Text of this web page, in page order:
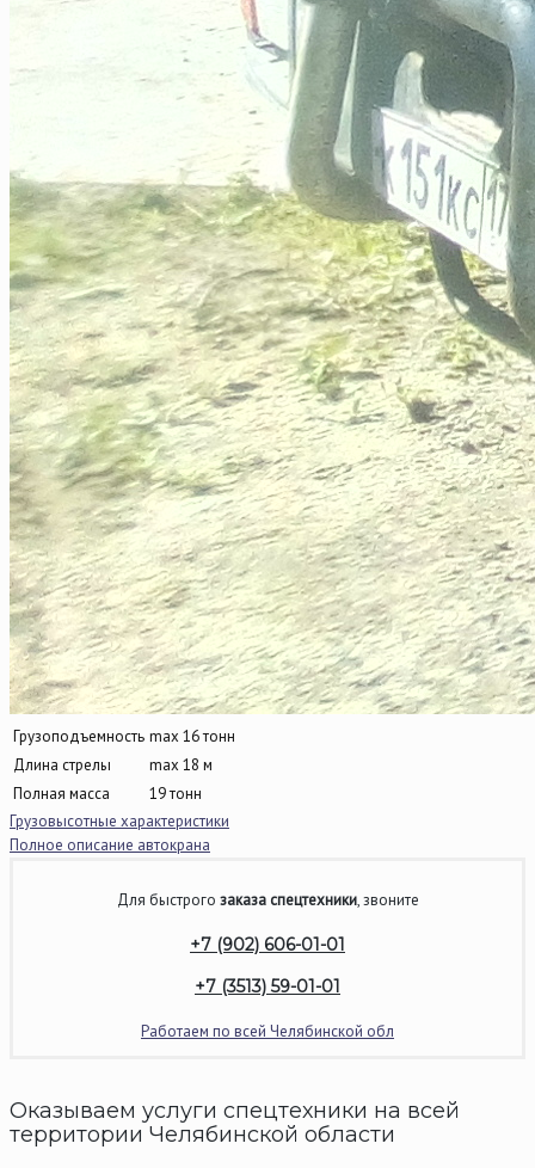
Грузоподъемность max 16 тонн
Длина стрелы
max 18 м
Полная масса
19 тонн
Грузовысотные характеристики
Полное описание автокрана
Для быстрого заказа спецтехники, звоните
+7 (902) 606-01-01
+7 (3513) 59-01-01
Работаем по всей Челябинской обл
Оказываем услуги спецтехники на всей
территории Челябинской области